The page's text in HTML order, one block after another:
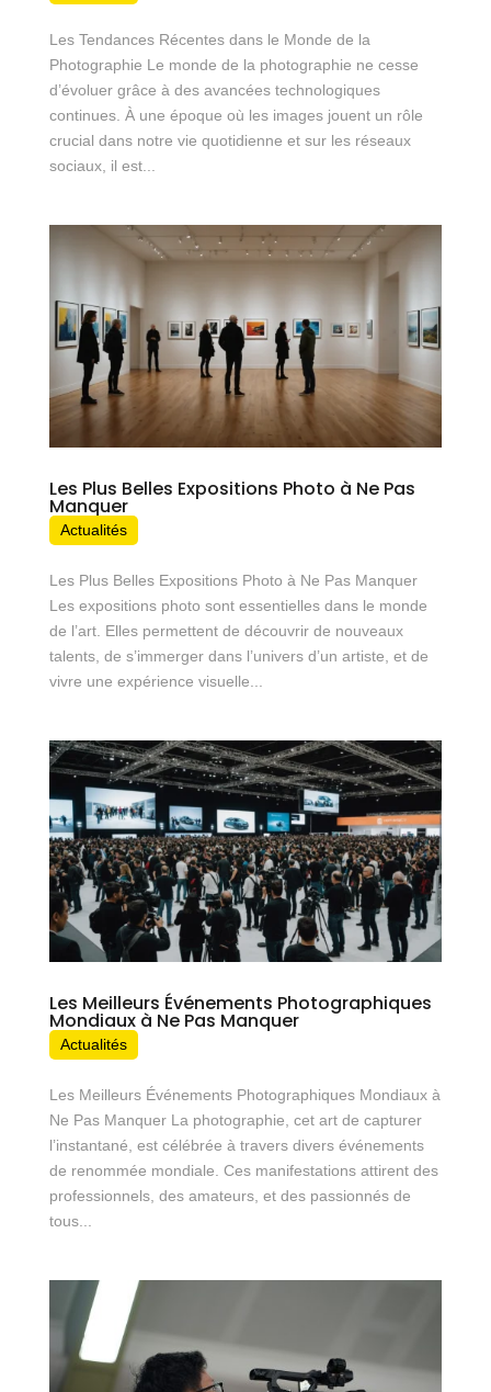
Les Tendances Récentes dans le Monde de la
Photographie Le monde de la photographie ne cesse
d’évoluer grâce à des avancées technologiques
continues. À une époque où les images jouent un rôle
crucial dans notre vie quotidienne et sur les réseaux
sociaux, il est...
Les Plus Belles Expositions Photo à Ne Pas
Manquer
Actualités
Les Plus Belles Expositions Photo à Ne Pas Manquer
Les expositions photo sont essentielles dans le monde
de l’art. Elles permettent de découvrir de nouveaux
talents, de s’immerger dans l’univers d’un artiste, et de
vivre une expérience visuelle...
Les Meilleurs Événements Photographiques
Mondiaux à Ne Pas Manquer
Actualités
Les Meilleurs Événements Photographiques Mondiaux à
Ne Pas Manquer La photographie, cet art de capturer
l’instantané, est célébrée à travers divers événements
de renommée mondiale. Ces manifestations attirent des
professionnels, des amateurs, et des passionnés de
tous...